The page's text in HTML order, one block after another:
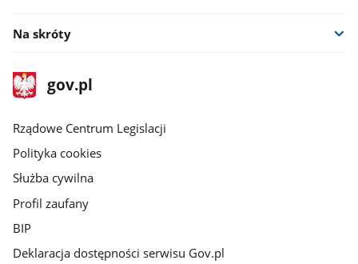
Na skróty
stopka
gov.plStrona
gov.pl
Rządowe Centrum Legislacji
Polityka cookies
Służba cywilna
Profil zaufany
BIP
Deklaracja dostępności serwisu Gov.pl